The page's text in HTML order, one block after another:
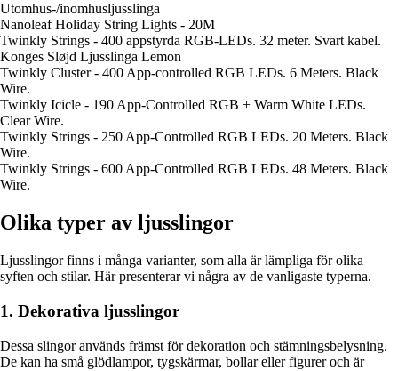
Utomhus-/inomhusljusslinga
Nanoleaf Holiday String Lights - 20M
Twinkly Strings - 400 appstyrda RGB-LEDs. 32 meter. Svart kabel.
Konges Sløjd Ljusslinga Lemon
Twinkly Cluster - 400 App-controlled RGB LEDs. 6 Meters. Black
Wire.
Twinkly Icicle - 190 App-Controlled RGB + Warm White LEDs.
Clear Wire.
Twinkly Strings - 250 App-Controlled RGB LEDs. 20 Meters. Black
Wire.
Twinkly Strings - 600 App-Controlled RGB LEDs. 48 Meters. Black
Wire.
Olika typer av ljusslingor
Ljusslingor finns i många varianter, som alla är lämpliga för olika
syften och stilar. Här presenterar vi några av de vanligaste typerna.
1. Dekorativa ljusslingor
Dessa slingor används främst för dekoration och stämningsbelysning.
De kan ha små glödlampor, tygskärmar, bollar eller figurer och är